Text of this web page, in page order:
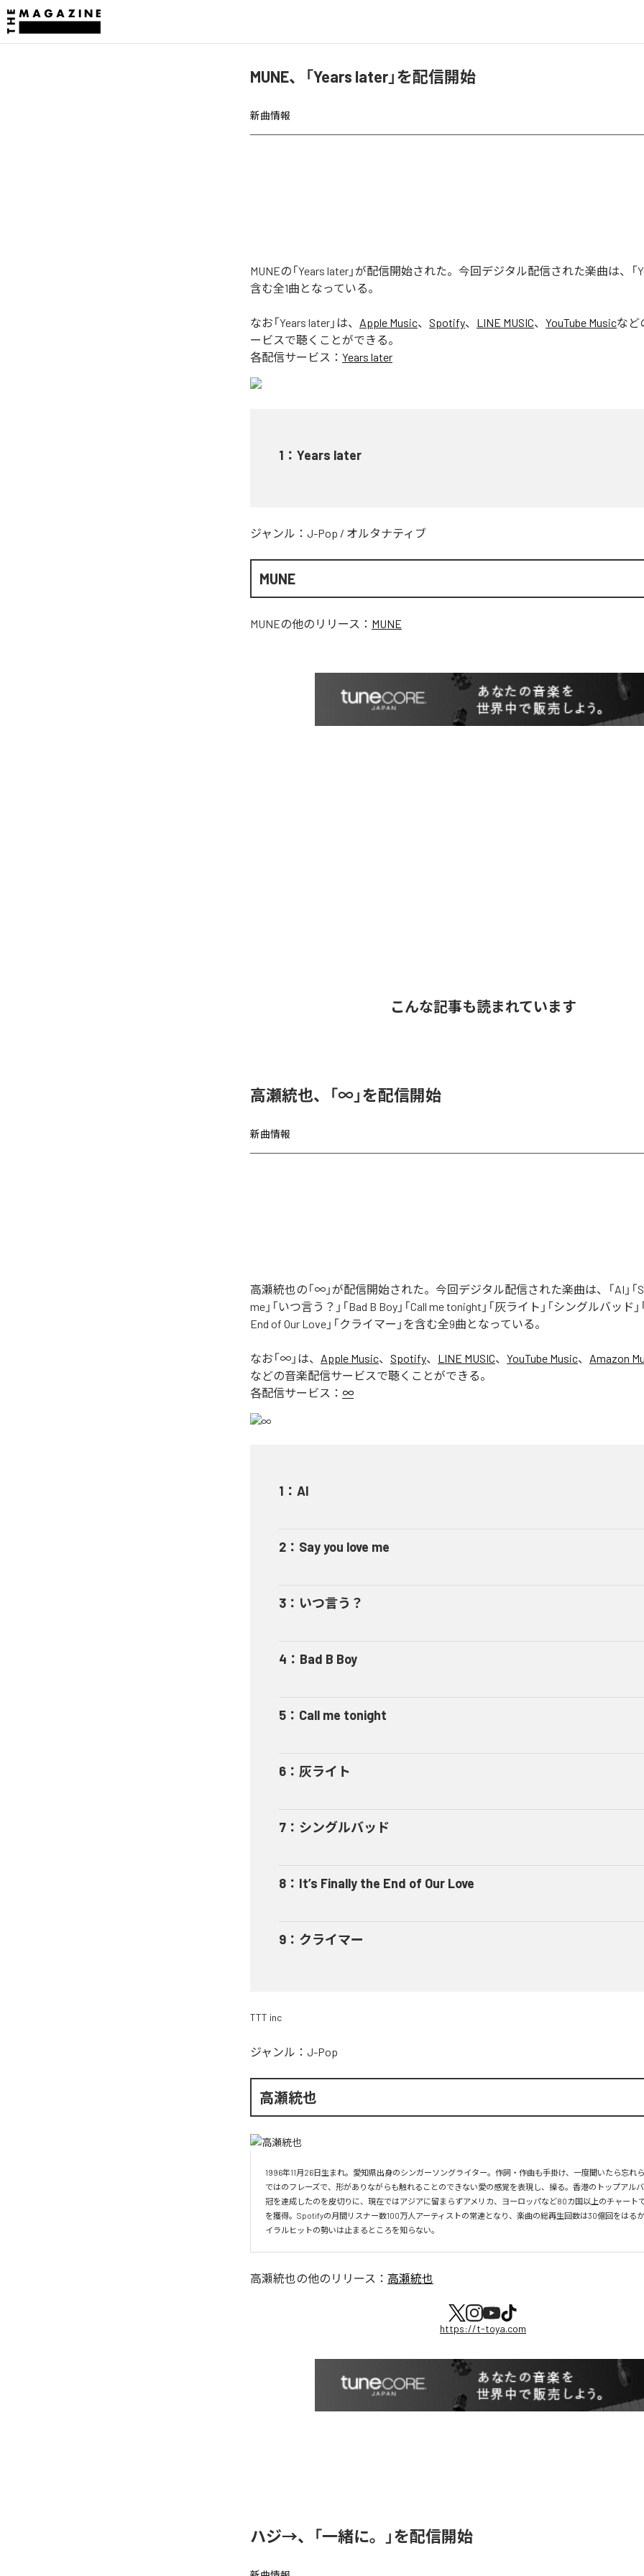
MUNE、「Years later」を配信開始
新曲情報
MUNEの「Years later」が配信開始された。今回デジタル配信された楽曲は、「
含む全1曲となっている。
なお「Years later 」は、 Apple Music、 Spotify、 LINE MUSIC、 YouTube Musicなど
ービスで聴くことができる。
各配信サービス： Years later
1 ： Years later
ジャンル： J-Pop / オルタナティブ
MUNE
MUNEの他のリリース： MUNE
こんな記事も読まれています
高瀬統也、「∞」を配信開始
新曲情報
高瀬統也の「∞」が配信開始された。今回デジタル配信された楽曲は、「AI」「
me」「いつ言う？」「Bad B Boy」「Call me tonight」「灰ライト」「シングルバッド」
End of Our Love」「クライマー」を含む全9曲となっている。
なお「∞ 」は、 Apple Music、 Spotify、 LINE MUSIC、 YouTube Music、 Amazon
などの音楽配信サービスで聴くことができる。
各配信サービス： ∞
1 ： AI
2 ： Say you love me
3 ： いつ言う？
4 ： Bad B Boy
5 ： Call me tonight
6 ： 灰ライト
7 ： シングルバッド
8 ： It’s Finally the End of Our Love
9 ： クライマー
TTT inc
ジャンル： J-Pop
高瀬統也
1996年11月26日生まれ。愛知県出身のシンガーソングライター。作詞・作曲も手掛け、一度聞いたら忘れ
ではのフレーズで、形がありながらも触れることのできない愛の感覚を表現し、操る。香港のトップアル
冠を達成したのを皮切りに、現在ではアジアに留まらずアメリカ、ヨーロッパなど80カ国以上のチャート
を獲得。Spotifyの月間リスナー数100万人アーティストの常連となり、楽曲の総再生回数は30億回をはる
イラルヒットの勢いは止まるところを知らない。
高瀬統也の他のリリース： 高瀬統也
https://t-toya.com
ハジ→、「一緒に。」を配信開始